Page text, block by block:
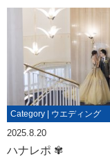
Category | ウエディング
2025.8.20
ハナレポ ✾